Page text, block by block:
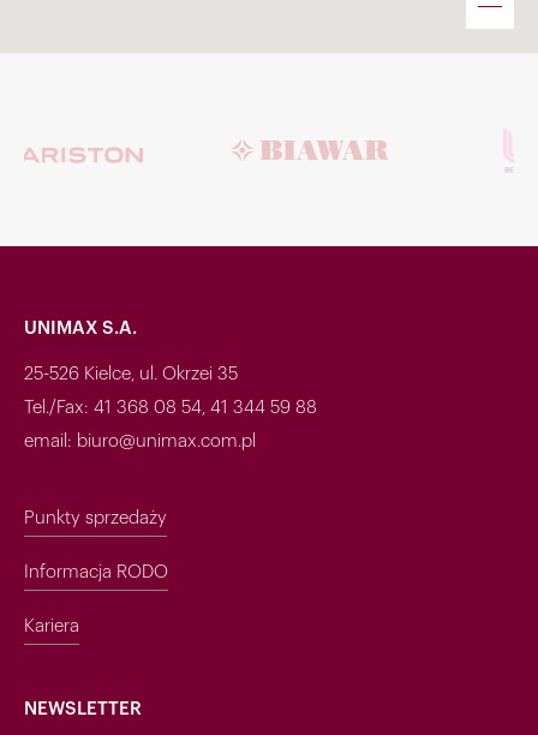
UNIMAX S.A.
25-526 Kielce, ul. Okrzei 35
Tel./Fax: 41 368 08 54, 41 344 59 88
email: biuro@unimax.com.pl
Punkty sprzedaży
Informacja RODO
Kariera
NEWSLETTER